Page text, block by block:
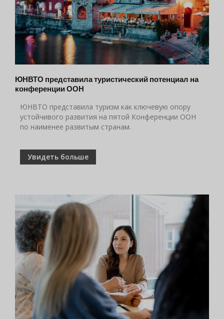
ЮНВТО представила туристический потенциал на
конференции ООН
ЮНВТО представила туризм как ключевую опору
устойчивого развития на пятой Конференции ООН
по наименее развитым странам.
Увидеть больше